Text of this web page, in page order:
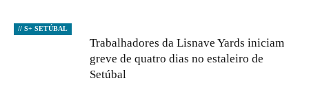
// S+ SETÚBAL
Trabalhadores da Lisnave Yards iniciam
greve de quatro dias no estaleiro de
Setúbal